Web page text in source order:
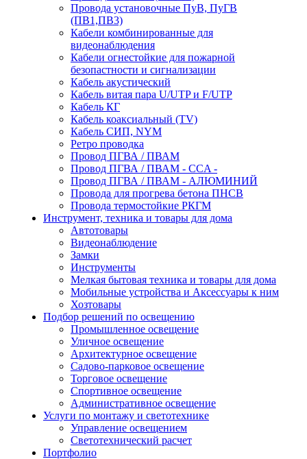
Провода установочные ПуВ, ПуГВ
(ПВ1,ПВ3)
Кабели комбинированные для
видеонаблюдения
Кабели огнестойкие для пожарной
безопастности и сигнализации
Кабель акустический
Кабель витая пара U/UTP и F/UTP
Кабель КГ
Кабель коаксиальный (TV)
Кабель СИП, NYM
Ретро проводка
Провод ПГВА / ПВАМ
Провод ПГВА / ПВАМ - CCA -
Провод ПГВА / ПВАМ - АЛЮМИНИЙ
Провода для прогрева бетона ПНСВ
Провода термостойкие РКГМ
Инструмент, техника и товары для дома
Автотовары
Видеонаблюдение
Замки
Инструменты
Мелкая бытовая техника и товары для дома
Мобильные устройства и Аксессуары к ним
Хозтовары
Подбор решений по освещению
Промышленное освещение
Уличное освещение
Архитектурное освещение
Садово-парковое освещение
Торговое освещение
Спортивное освещение
Административное освещение
Услуги по монтажу и светотехнике
Управление освещением
Светотехнический расчет
Портфолио